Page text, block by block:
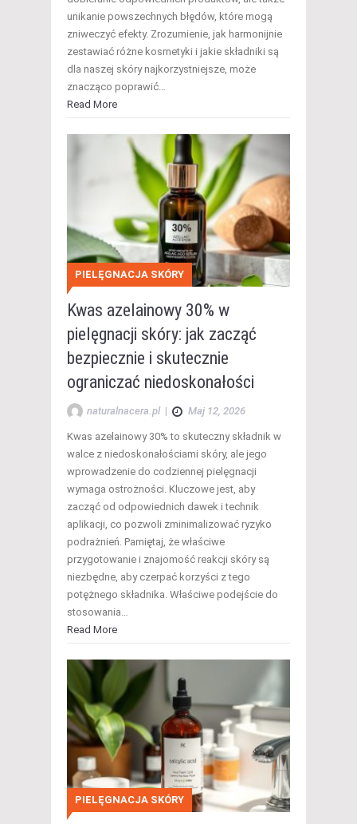
unikanie powszechnych błędów, które mogą
zniweczyć efekty. Zrozumienie, jak harmonijnie
zestawiać różne kosmetyki i jakie składniki są
dla naszej skóry najkorzystniejsze, może
znacząco poprawić…
Read More
PIELĘGNACJA SKÓRY
Kwas azelainowy 30% w
pielęgnacji skóry: jak zacząć
bezpiecznie i skutecznie
ograniczać niedoskonałości
naturalnacera.pl | Maj 12, 2026
Kwas azelainowy 30% to skuteczny składnik w
walce z niedoskonałościami skóry, ale jego
wprowadzenie do codziennej pielęgnacji
wymaga ostrożności. Kluczowe jest, aby
zacząć od odpowiednich dawek i technik
aplikacji, co pozwoli zminimalizować ryzyko
podrażnień. Pamiętaj, że właściwe
przygotowanie i znajomość reakcji skóry są
niezbędne, aby czerpać korzyści z tego
potężnego składnika. Właściwe podejście do
stosowania…
Read More
PIELĘGNACJA SKÓRY